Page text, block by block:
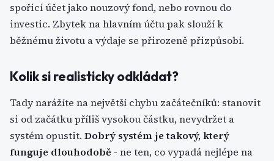
spořicí účet jako nouzový fond, nebo rovnou do
investic. Zbytek na hlavním účtu pak slouží k
běžnému životu a výdaje se přirozeně přizpůsobí.
Kolik si realisticky odkládat?
Tady narážíte na největší chybu začátečníků: stanovit
si od začátku příliš vysokou částku, nevydržet a
systém opustit. Dobrý systém je takový, který
funguje dlouhodobě - ne ten, co vypadá nejlépe na